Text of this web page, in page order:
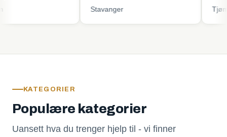
KATEGORIER
Populære kategorier
Uansett hva du trenger hjelp til - vi finner